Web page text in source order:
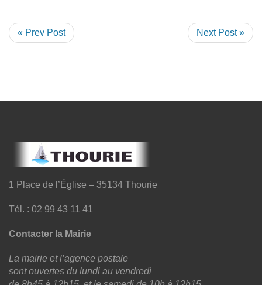
« Prev Post Next Post »
1 Place de l’Église – 35134 Thourie
Tél. : 02 99 43 11 41
Contacter la Mairie
La mairie et l’agence postale
sont ouvertes du lundi au vendredi